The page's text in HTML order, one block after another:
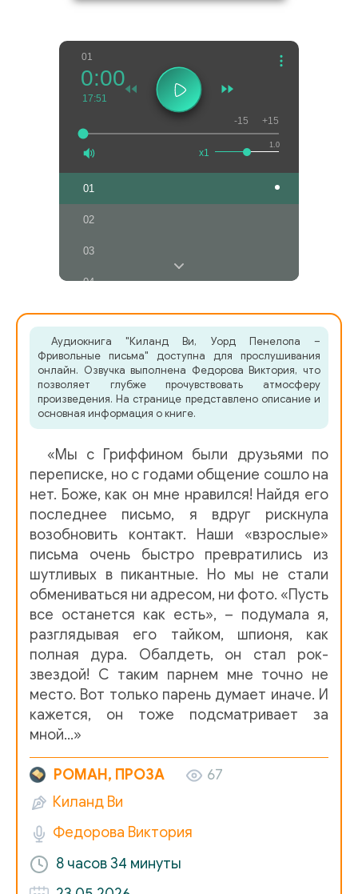
01
0:00
17:51
1.0
x1
-15 +15
01
02
03
04
05
06
07
08
10
11
12
13
14
16
17
18
20
22
Аудиокнига "Киланд Ви, Уорд Пенелопа –
Фривольные письма" доступна для прослушивания
онлайн. Озвучка выполнена Федорова Виктория, что
позволяет глубже прочувствовать атмосферу
произведения. На странице представлено описание и
основная информация о книге.
«Мы с Гриффином были друзьями по
переписке, но с годами общение сошло на
нет. Боже, как он мне нравился! Найдя его
последнее письмо, я вдруг рискнула
возобновить контакт. Наши «взрослые»
письма очень быстро превратились из
шутливых в пикантные. Но мы не стали
обмениваться ни адресом, ни фото. «Пусть
все останется как есть», – подумала я,
разглядывая его тайком, шпионя, как
полная дура. Обалдеть, он стал рок-
звездой! С таким парнем мне точно не
место. Вот только парень думает иначе. И
кажется, он тоже подсматривает за
мной…»
РОМАН, ПРОЗА
67
Киланд Ви
Федорова Виктория
8 часов34 минуты